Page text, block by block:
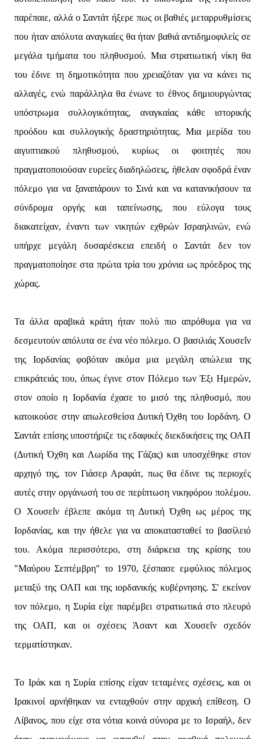
παρέπαιε, αλλά ο Σαντάτ ήξερε πως οι βαθιές μεταρρυθμίσεις
που ήταν απόλυτα αναγκαίες θα ήταν βαθιά αντιδημοφιλείς σε
μεγάλα τμήματα του πληθυσμού. Μια στρατιωτική νίκη θα
του έδινε τη δημοτικότητα που χρειαζόταν για να κάνει τις
αλλαγές, ενώ παράλληλα θα ένωνε το έθνος δημιουργώντας
υπόστρωμα συλλογικότητας, αναγκαίας κάθε ιστορικής
προόδου και συλλογικής δραστηριότητας. Μια μερίδα του
αιγυπτιακού πληθυσμού, κυρίως οι φοιτητές που
πραγματοποιούσαν ευρείες διαδηλώσεις, ήθελαν σφοδρά έναν
πόλεμο για να ξαναπάρουν το Σινά και να κατανικήσουν τα
σύνδρομα οργής και ταπείνωσης, που εύλογα τους
διακατείχαν, έναντι των νικητών εχθρών Ισραηλινών, ενώ
υπήρχε μεγάλη δυσαρέσκεια επειδή ο Σαντάτ δεν τον
πραγματοποίησε στα πρώτα τρία του χρόνια ως πρόεδρος της
χώρας.
Τα άλλα αραβικά κράτη ήταν πολύ πιο απρόθυμα για να
δεσμευτούν απόλυτα σε ένα νέο πόλεμο. Ο βασιλιάς Χουσεΐν
της Ιορδανίας φοβόταν ακόμα μια μεγάλη απώλεια της
επικράτειάς του, όπως έγινε στον Πόλεμο των Έξι Ημερών,
στον οποίο η Ιορδανία έχασε το μισό της πληθυσμό, που
κατοικούσε στην απωλεσθείσα Δυτική Όχθη του Ιορδάνη. Ο
Σαντάτ επίσης υποστήριζε τις εδαφικές διεκδικήσεις της ΟΑΠ
(Δυτική Όχθη και Λωρίδα της Γάζας) και υποσχέθηκε στον
αρχηγό της, τον Γιάσερ Αραφάτ, πως θα έδινε τις περιοχές
αυτές στην οργάνωσή του σε περίπτωση νικηφόρου πολέμου.
Ο Χουσεΐν έβλεπε ακόμα τη Δυτική Όχθη ως μέρος της
Ιορδανίας, και την ήθελε για να αποκατασταθεί το βασίλειό
του. Ακόμα περισσότερο, στη διάρκεια της κρίσης του
"Μαύρου Σεπτέμβρη" το 1970, ξέσπασε εμφύλιος πόλεμος
μεταξύ της ΟΑΠ και της ιορδανικής κυβέρνησης. Σ' εκείνον
τον πόλεμο, η Συρία είχε παρέμβει στρατιωτικά στο πλευρό
της ΟΑΠ, και οι σχέσεις Άσαντ και Χουσεΐν σχεδόν
τερματίστηκαν.
Το Ιράκ και η Συρία επίσης είχαν τεταμένες σχέσεις, και οι
Ιρακινοί αρνήθηκαν να ενταχθούν στην αρχική επίθεση. Ο
Λίβανος, που είχε στα νότια κοινά σύνορα με το Ισραήλ, δεν